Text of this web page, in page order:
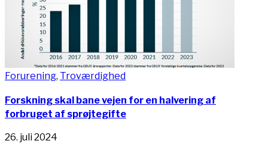
Forurening, Troværdighed
Forskning skal bane vejen for en halvering af
forbruget af sprøjtegifte
26. juli 2024